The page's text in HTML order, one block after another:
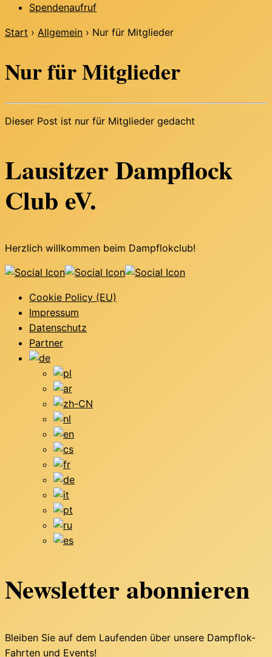
Spendenaufruf
Start › Allgemein › Nur für Mitglieder
Nur für Mitglieder
Dieser Post ist nur für Mitglieder gedacht
Lausitzer Dampflock
Club eV.
Herzlich willkommen beim Dampflokclub!
Cookie Policy (EU)
Impressum
Datenschutz
Partner
Newsletter abonnieren
Bleiben Sie auf dem Laufenden über unsere Dampflok-
Fahrten und Events!